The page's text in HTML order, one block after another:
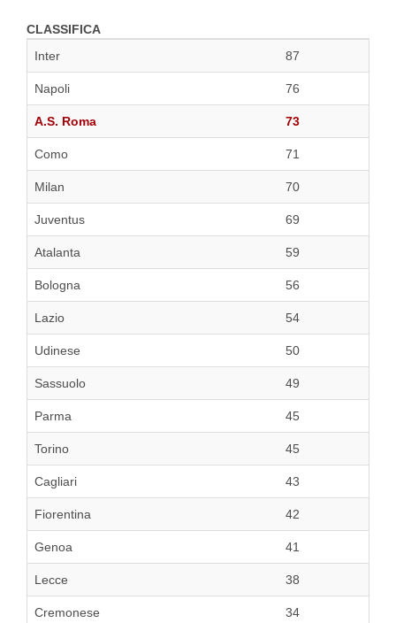
CLASSIFICA
Inter
87
Napoli 76
A.S. Roma 73
Como 71
Milan 70
Juventus 69
Atalanta 59
Bologna 56
Lazio 54
Udinese 50
Sassuolo 49
Parma 45
Torino 45
Cagliari 43
Fiorentina 42
Genoa 41
Lecce 38
Cremonese 34